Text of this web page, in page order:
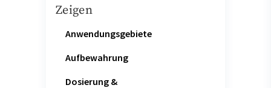
Zeigen
Anwendungsgebiete
Aufbewahrung
Dosierung &